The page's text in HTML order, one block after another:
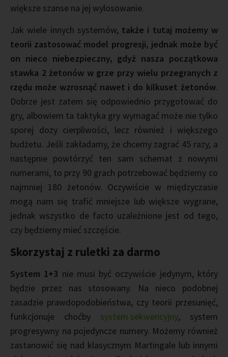
większe szanse na jej wylosowanie.
Jak wiele innych systemów, także i tutaj możemy w
teorii zastosować model progresji, jednak może być
on nieco niebezpieczny, gdyż nasza początkowa
stawka 2 żetonów w grze przy wielu przegranych z
rzędu może wzrosnąć nawet i do kilkuset żetonów.
Dobrze jest zatem się odpowiednio przygotować do
gry, albowiem ta taktyka gry wymagać może nie tylko
sporej dozy cierpliwości, lecz również i większego
budżetu. Jeśli zakładamy, że chcemy zagrać 45 razy, a
następnie powtórzyć ten sam schemat z nowymi
numerami, to przy 90 grach potrzebować będziemy co
najmniej 180 żetonów. Oczywiście w międzyczasie
mogą nam się trafić mniejsze lub większe wygrane,
jednak wszystko de facto uzależnione jest od tego,
czy będziemy mieć szczęście.
Skorzystaj z ruletki za darmo
System 1+3 nie musi być oczywiście jedynym, który
będzie przez nas stosowany. Na nieco podobnej
zasadzie prawdopodobieństwa, czy teorii przesunięć,
funkcjonuje choćby system sekwencyjny, system
progresywny na pojedyncze numery. Możemy również
zastanowić się nad klasycznym Martingale lub innymi